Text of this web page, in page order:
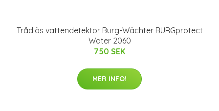
Trådlös vattendetektor Burg-Wächter BURGprotect
Water 2060
750 SEK
MER INFO!